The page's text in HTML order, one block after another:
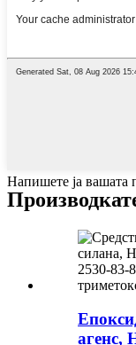
Напишете ја вашата
Производ
агенс,